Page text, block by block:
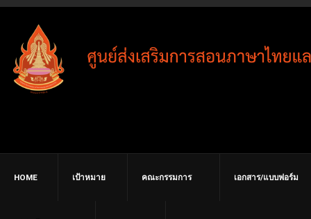
HOME เป้าหมาย คณะกรรมการ เอกสาร/แบบฟอร์ม